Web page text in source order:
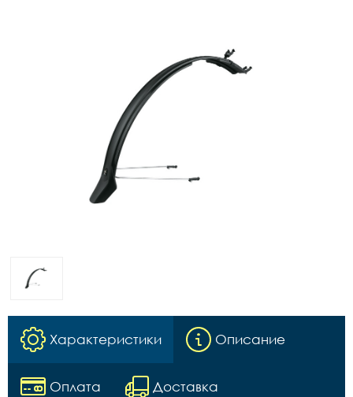
Характеристики Описание
Оплата Доставка